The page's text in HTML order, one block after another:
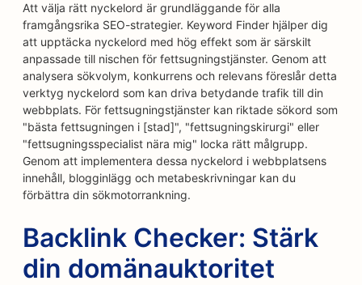
Att välja rätt nyckelord är grundläggande för alla
framgångsrika SEO-strategier. Keyword Finder hjälper dig
att upptäcka nyckelord med hög effekt som är särskilt
anpassade till nischen för fettsugningstjänster. Genom att
analysera sökvolym, konkurrens och relevans föreslår detta
verktyg nyckelord som kan driva betydande trafik till din
webbplats. För fettsugningstjänster kan riktade sökord som
"bästa fettsugningen i [stad]", "fettsugningskirurgi" eller
"fettsugningsspecialist nära mig" locka rätt målgrupp.
Genom att implementera dessa nyckelord i webbplatsens
innehåll, blogginlägg och metabeskrivningar kan du
förbättra din sökmotorrankning.
Backlink Checker: Stärk
din domänauktoritet